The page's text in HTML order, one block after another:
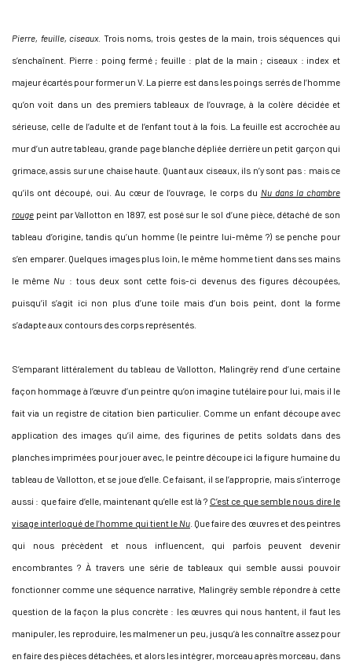
Pierre, feuille, ciseaux. Trois noms, trois gestes de la main, trois séquences qui
s’enchaînent. Pierre : poing fermé ; feuille : plat de la main ; ciseaux : index et
majeur écartés pour former un V. La pierre est dans les poings serrés de l’homme
qu’on voit dans un des premiers tableaux de l’ouvrage, à la colère décidée et
sérieuse, celle de l’adulte et de l’enfant tout à la fois. La feuille est accrochée au
mur d’un autre tableau, grande page blanche dépliée derrière un petit garçon qui
grimace, assis sur une chaise haute. Quant aux ciseaux, ils n’y sont pas : mais ce
qu’ils ont découpé, oui. Au cœur de l’ouvrage, le corps du Nu dans la chambre
rouge peint par Vallotton en 1897, est posé sur le sol d’une pièce, détaché de son
tableau d’origine, tandis qu’un homme (le peintre lui-même ?) se penche pour
s’en emparer. Quelques images plus loin, le même homme tient dans ses mains
le même Nu : tous deux sont cette fois-ci devenus des figures découpées,
puisqu’il s’agit ici non plus d’une toile mais d’un bois peint, dont la forme
s’adapte aux contours des corps représentés.
S’emparant littéralement du tableau de Vallotton, Malingrëy rend d’une certaine
façon hommage à l’œuvre d’un peintre qu’on imagine tutélaire pour lui, mais il le
fait via un registre de citation bien particulier. Comme un enfant découpe avec
application des images qu’il aime, des figurines de petits soldats dans des
planches imprimées pour jouer avec, le peintre découpe ici la figure humaine du
tableau de Vallotton, et se joue d’elle. Ce faisant, il se l’approprie, mais s’interroge
aussi : que faire d’elle, maintenant qu’elle est là ? C’est ce que semble nous dire le
visage interloqué de l’homme qui tient le Nu . Que faire des œuvres et des peintres
qui nous précèdent et nous influencent, qui parfois peuvent devenir
encombrantes ? À travers une série de tableaux qui semble aussi pouvoir
fonctionner comme une séquence narrative, Malingrëy semble répondre à cette
question de la façon la plus concrète : les œuvres qui nous hantent, il faut les
manipuler, les reproduire, les malmener un peu, jusqu’à les connaître assez pour
en faire des pièces détachées, et alors les intégrer, morceau après morceau, dans